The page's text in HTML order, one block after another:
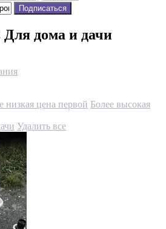
Подписаться
Для дома и дачи
низкая цена первой Более высокая
Удалить все